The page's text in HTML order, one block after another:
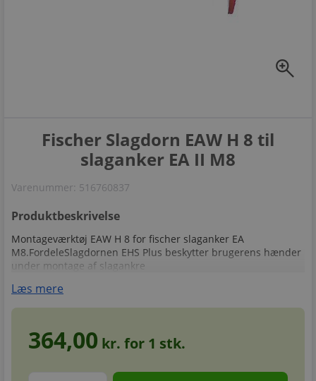
zoom_in
Fischer Slagdorn EAW H 8 til
slaganker EA II M8
Varenummer: 516760837
Produktbeskrivelse
Montageværktøj EAW H 8 for fischer slaganker EA
M8.FordeleSlagdornen EHS Plus beskytter brugerens hænder
under montage af slagankre
Læs mere
364,00 kr. for 1 stk.